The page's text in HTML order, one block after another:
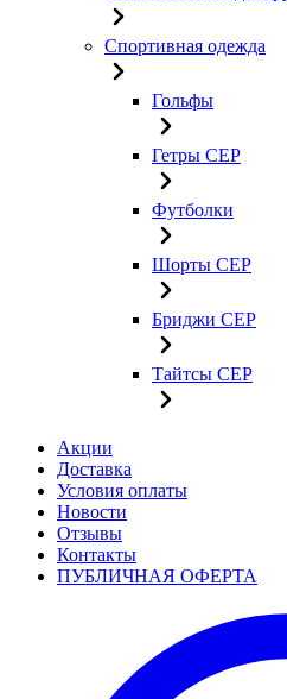
Спортивная одежда
Гольфы
Гетры CEP
Футболки
Шорты CEP
Бриджи CEP
Тайтсы CEP
Акции
Доставка
Условия оплаты
Новости
Отзывы
Контакты
ПУБЛИЧНАЯ ОФЕРТА